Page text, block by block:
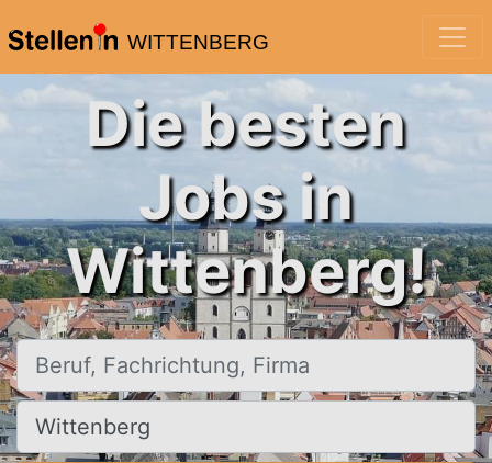
WITTENBERG
Die besten
Jobs in
Wittenberg!
Beruf, Fachrichtung, Firma
Ort, Stadt